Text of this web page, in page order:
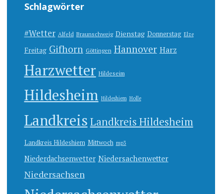
Schlagwörter
#Wetter Alfeld Braunschweig Dienstag Donnerstag Elze
Freitag Gifhorn Göttingen Hannover Harz
Harzwetter Hildeseim
Hildesheim Hildeshiem Holle
Landkreis Landkreis Hildesheim
Landkreis Hildeshiem Mittwoch mp3
Niederdachsenwetter Niedersachenwetter
Niedersachsen